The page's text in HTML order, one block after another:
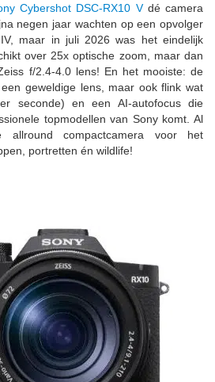
Cybershot DSC-RX10 Vdé camera
negen jaar wachten op een opvolger
maar in juli 2026 was het eindelijk
over 25x optische zoom, maar dan
f/2.4-4.0 lens! En het mooiste: de
geweldige lens, maar ook flink wat
seconde) en een AI-autofocus die
topmodellen van Sony komt. Al
compactcamera voor het
portretten én wildlife!